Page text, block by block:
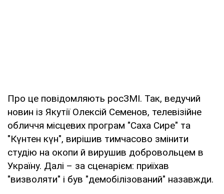
Про це повідомляють росЗМІ. Так, ведучий
новин із Якутії Олексій Семенов, телевізійне
обличчя місцевих програм "Саха Сире" та
"Күнтен күн", вирішив тимчасово змінити
студію на окопи й вирушив добровольцем в
Україну. Далі – за сценарієм: приїхав
"визволяти" і був "демобілізований" назавжди.